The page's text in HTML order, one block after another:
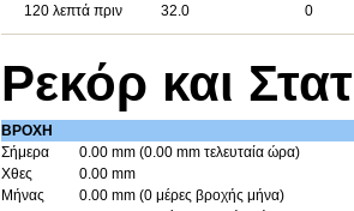
120 λεπτά πριν
32.0 0
Ρεκόρ και
ΒΡΟΧΗ
Σήμερα
0.00 mm (0.00 mm τελευταία ώρα)
Χθες
0.00 mm
Μήνας
0.00 mm (0 μέρες βροχής μήνα)